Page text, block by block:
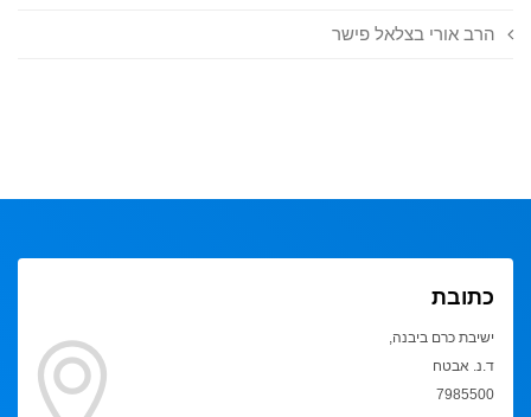
הרב אורי בצלאל פישר
כתובת
ישיבת כרם ביבנה,
ד.נ. אבטח
7985500